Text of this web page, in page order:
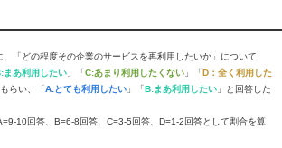
「どの程度その企業のサービスを再利用したいか」について
まあ利用したい 」「C:あまり利用したくない 」「D：全く利用した
らい、「A:とても利用したい 」「B:まあ利用したい 」と回答した
10回答、B=6-8回答、C=3-5回答、D=1-2回答として割合を算